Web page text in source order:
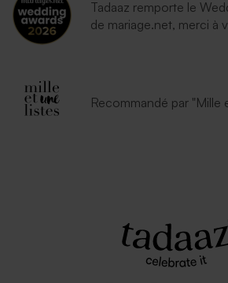
Tadaaz remporte le
de mariage.net, merci à
Recommandé par "Mille